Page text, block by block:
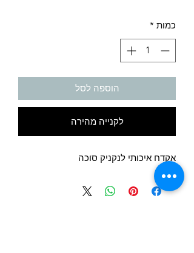
כמות *
הוספה לסל
לקנייה מהירה
אקדח איכותי לנקניק סוכה